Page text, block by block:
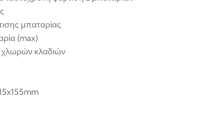
μπαταρίας
(max)
χλωρών κλαδιών